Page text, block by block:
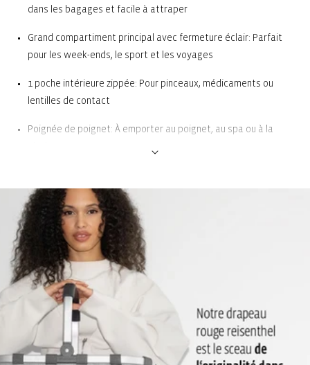
dans les bagages et facile à attraper
Grand compartiment principal avec fermeture éclair: Parfait
pour les week-ends, le sport et les voyages
1 poche intérieure zippée: Pour pinceaux, médicaments ou
lentilles de contact
Poignée de poignet: À emporter au poignet, au spa ou à la